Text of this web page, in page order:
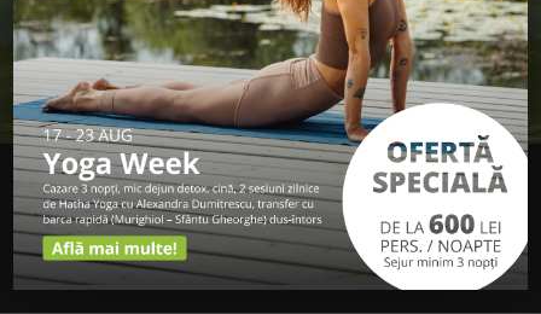
Locul în care Dunărea întâlnește Marea Neagră înseamnă
deopotrivă o vacanță pe litoral și o evadare în inima Deltei.
Alege cea mai frumoasă cazare în Delta Dunării
Află rapid disponibilitatea și tarifele de cazare!
REZERVĂ ONLINE